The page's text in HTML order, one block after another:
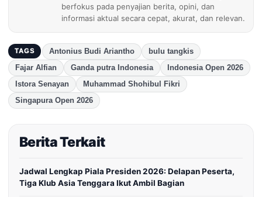
berfokus pada penyajian berita, opini, dan
informasi aktual secara cepat, akurat, dan relevan.
TAGS Antonius Budi Ariantho
bulu tangkis
Fajar Alfian
Ganda putra Indonesia
Indonesia Open 2026
Istora Senayan
Muhammad Shohibul Fikri
Singapura Open 2026
Berita Terkait
Jadwal Lengkap Piala Presiden 2026: Delapan Peserta,
Tiga Klub Asia Tenggara Ikut Ambil Bagian